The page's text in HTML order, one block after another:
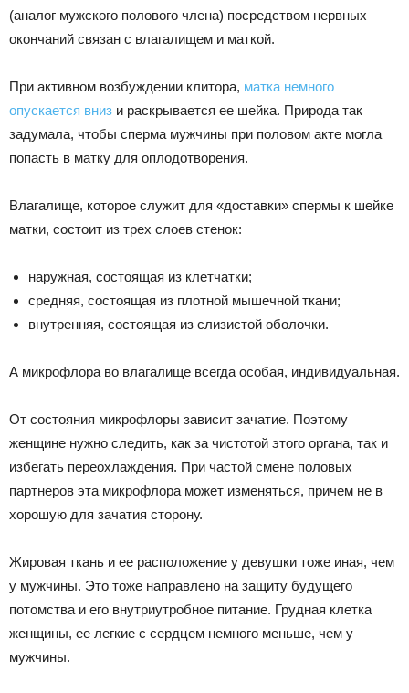
(аналог мужского полового члена) посредством нервных
окончаний связан с влагалищем и маткой.
При активном возбуждении клитора, матка немного
опускается вниз и раскрывается ее шейка. Природа так
задумала, чтобы сперма мужчины при половом акте могла
попасть в матку для оплодотворения.
Влагалище, которое служит для «доставки» спермы к шейке
матки, состоит из трех слоев стенок:
наружная, состоящая из клетчатки;
средняя, состоящая из плотной мышечной ткани;
внутренняя, состоящая из слизистой оболочки.
А микрофлора во влагалище всегда особая, индивидуальная.
От состояния микрофлоры зависит зачатие. Поэтому
женщине нужно следить, как за чистотой этого органа, так и
избегать переохлаждения. При частой смене половых
партнеров эта микрофлора может изменяться, причем не в
хорошую для зачатия сторону.
Жировая ткань и ее расположение у девушки тоже иная, чем
у мужчины. Это тоже направлено на защиту будущего
потомства и его внутриутробное питание. Грудная клетка
женщины, ее легкие с сердцем немного меньше, чем у
мужчины.